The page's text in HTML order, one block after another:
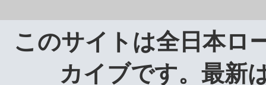
このサイトは全日本ロ
カイブです。最新